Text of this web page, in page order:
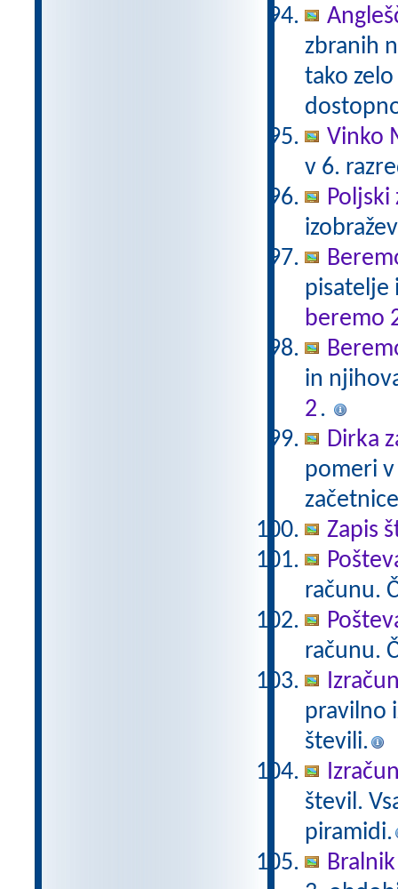
zbranih
tako
Vinko
v 6.
Poljski
pisatelje
beremo
in
2.
Dirka
pomeri
Zapis
računu.
računu.
pravilno
števili.
števil.
piramidi.